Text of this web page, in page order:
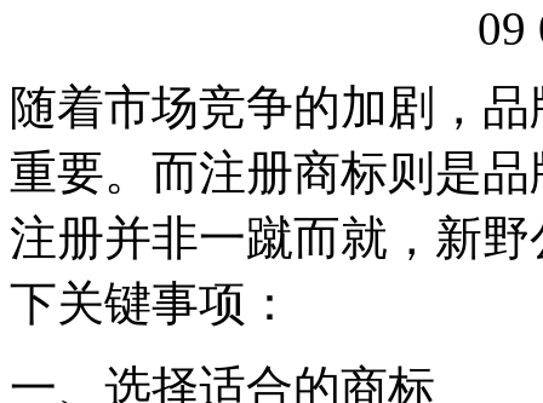
09
随着市场竞争的加剧，
重要。而注册商标则是
注册并非一蹴而就，新
下关键事项：
一、选择适合的商标